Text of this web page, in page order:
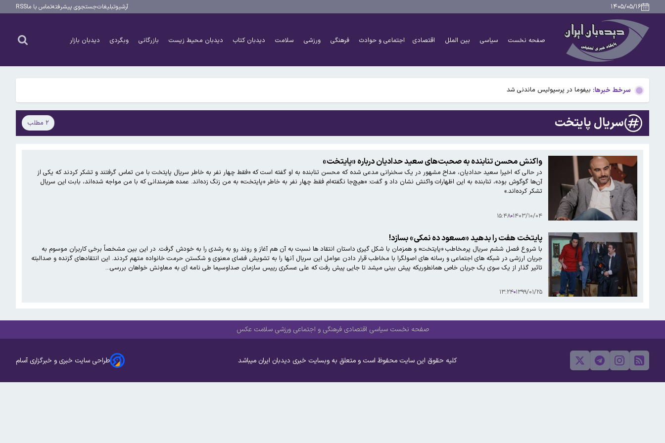
۱۴۰۵/۰۵/۱۶ آرشیوتبلیغاتجستجوی پیشرفتهتماس با ماRSS
صفحه نخست سیاسی بین الملل اقتصادی اجتماعی و حوادث فرهنگی ورزشی سلامت دیدبان کتاب دیدبان محیط زیست بازرگانی وبگردی دیدبان بازار
سرخط خبرها:
۴۹ سال پیش در چنین روزی؛ جمشید آموزگار نخست وزیر شد/اسامی اعضای کابینه
۹ حقیقت درباره داریوش هخامنشی که شاید نمی‌دانستید
سوختی فراموش‌شده در مسیر تکامل مغز؛ آیا میوه و عسل به بزرگ‌تر شدن مغز انسان کمک کردند؟
۴۹ سال پیش در چنین روزی؛ جمشید آموزگار نخست وزیر شد/اسامی اعضای کابینه
۹ حقیقت درباره داریوش هخامنشی که شاید نمی‌دانستید
بیفوما در پرسپولیس ماندنی شد
سریال پایتخت ۲ مطلب
واکنش محسن تنابنده به صحبت‌های سعید حدادیان درباره «پایتخت»
در حالی که اخیرا سعید حدادیان، مداح مشهور در یک سخنرانی مدعی شده که محسن تنابنده به او گفته است که «فقط چهار نفر به خاطر سریال پایتخت با من تماس گرفتند و تشکر کردند که یکی از
آن‌ها گوگوش بود»، تنابنده به این اظهارات واکنش نشان داد و گفت: «هیچ‌جا نگفته‌ام فقط چهار نفر به خاطر «پایتخت» به من زنگ زده‌اند. عمده هنرمندانی که با من مواجه شده‌اند، بابت این سریال
تشکر کرده‌اند.»
۱۴۰۳/۱۰/۰۴ ۱۵:۴۸
پایتخت هفت را بدهید «مسعود ده نمکی» بسازد!
با شروع فصل ششم سریال پرمخاطب «پایتخت» و همزمان با شکل گیری داستان انتقاد ها نسبت به آن هم آغاز و روند رو به رشدی را به خودش گرفت. در این بین مشخصاً برخی کاربران موسوم به
جریان ارزشی در شبکه های اجتماعی و رسانه های اصولگرا با مخاطب قرار دادن عوامل این سریال آنها را به تشویش فضای معنوی و شکستن حرمت خانواده متهم کردند. این انتقادهای گزنده و صدالبته
تاثیر گذار از یک سوی یک جریان خاص همانطوریکه پیش بینی میشد تا جایی پیش رفت که علی عسکری رییس سازمان صداوسیما طی نامه ای به معاونش خواهان بررسی…
۱۳۹۹/۰۱/۲۵ ۱۳:۲۴
صفحه نخست سیاسی اقتصادی فرهنگی و اجتماعی ورزشی سلامت عکس
کلیه حقوق این سایت محفوظ است و متعلق به وبسایت خبری دیدبان ایران میباشد طراحی سایت خبری و خبرگزاری آسام